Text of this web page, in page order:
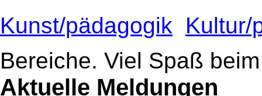
Kunst/pädagogik
Kultur/
Bereiche. Viel Spaß
Aktuelle Meldungen